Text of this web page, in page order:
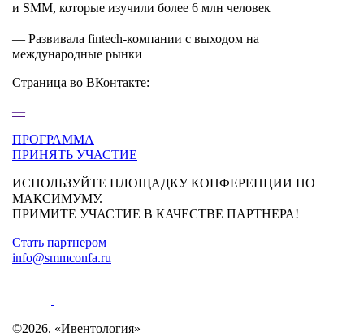
и SMM, которые изучили более 6 млн человек
— Развивала fintech-компании с выходом на
международные рынки
Страница во ВКонтакте:
—
ПРОГРАММА
ПРИНЯТЬ УЧАСТИЕ
ИСПОЛЬЗУЙТЕ ПЛОЩАДКУ КОНФЕРЕНЦИИ ПО
МАКСИМУМУ.
ПРИМИТЕ УЧАСТИЕ В КАЧЕСТВЕ ПАРТНЕРА!
Стать партнером
info@smmconfa.ru
©2026. «Ивентология»